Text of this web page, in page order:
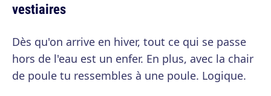
vestiaires
Dès qu'on arrive en hiver, tout ce qui se passe
hors de l'eau est un enfer. En plus, avec la chair
de poule tu ressembles à une poule. Logique.